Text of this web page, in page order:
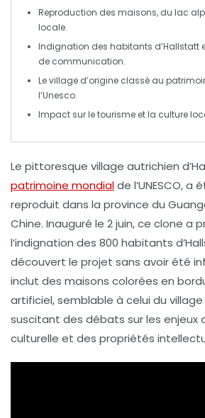
Reproduction des maisons, du lac
locale.
Indignation des habitants d’Hallstatt
de communication.
Le village d’origine classé au
l’Unesco.
Impact sur le tourisme et la culture
Le pittoresque village autrichien
patrimoine mondialde l’UNESCO, a
reproduit dans la province du
Chine. Inauguré le 2 juin, ce clone a
l’indignation des 800 habitants
découvert le projet sans avoir été
inclut des maisons colorées en
artificiel, semblable à celui du
suscitant des débats sur les enjeux
culturelle et des propriétés